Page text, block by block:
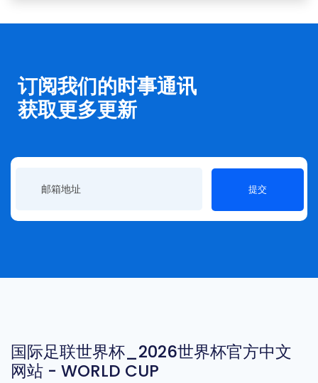
订阅我们的时事通讯
获取更多更新
提交
国际足联世界杯_2026世界杯官方中文
网站 - WORLD CUP